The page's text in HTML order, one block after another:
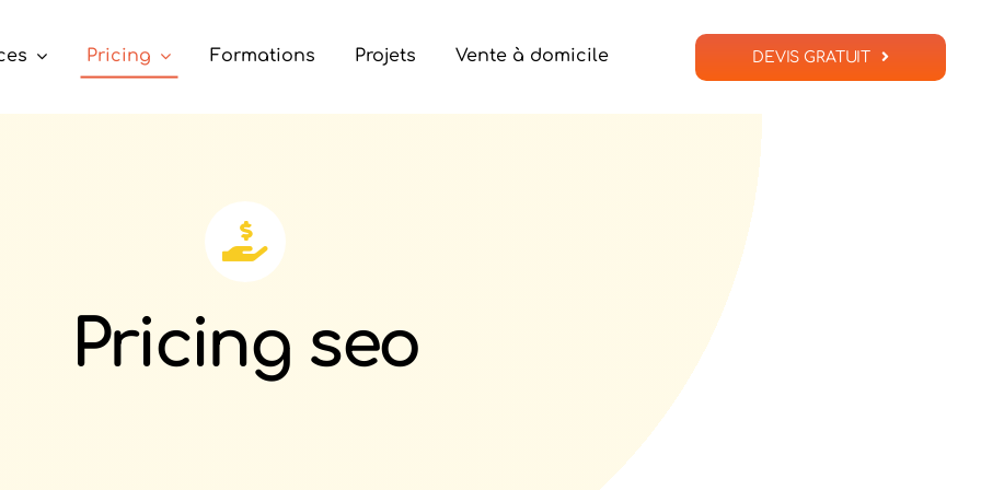
Pricing Formations Projets Vente à domicile DEVIS GRATUIT
Pricing seo